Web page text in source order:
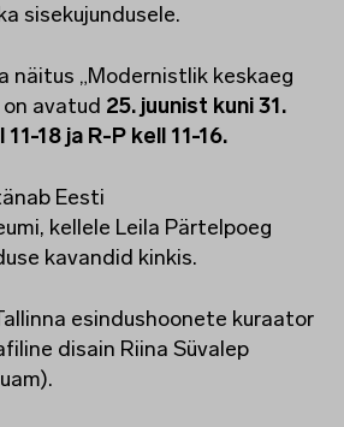
sisekujundusele.
näitus „Modernistlik keskaeg
on avatud 25. juunist kuni 31.
18 ja R-P kell 11-16.
Eesti
kellele Leila Pärtelpoeg
kavandid kinkis.
esindushoonete kuraator
disain Riina Süvalep